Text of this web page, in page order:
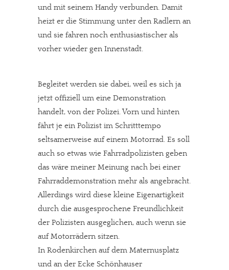
und mit seinem Handy verbunden. Damit
heizt er die Stimmung unter den Radlern an
und sie fahren noch enthusiastischer als
vorher wieder gen Innenstadt.
Begleitet werden sie dabei, weil es sich ja
jetzt offiziell um eine Demonstration
handelt, von der Polizei. Vorn und hinten
fährt je ein Polizist im Schritttempo
seltsamerweise auf einem Motorrad. Es soll
auch so etwas wie Fahrradpolizisten geben 
das wäre meiner Meinung nach bei einer
Fahrraddemonstration mehr als angebracht.
Allerdings wird diese kleine Eigenartigkeit
durch die ausgesprochene Freundlichkeit
der Polizisten ausgeglichen, auch wenn sie
auf Motorrädern sitzen.
In Rodenkirchen auf dem Maternusplatz
und an der Ecke Schönhauser